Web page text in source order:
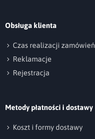
Obsługa klienta
Czas realizacji zamówień
Reklamacje
Rejestracja
Metody płatności i dostawy
Koszt i formy dostawy